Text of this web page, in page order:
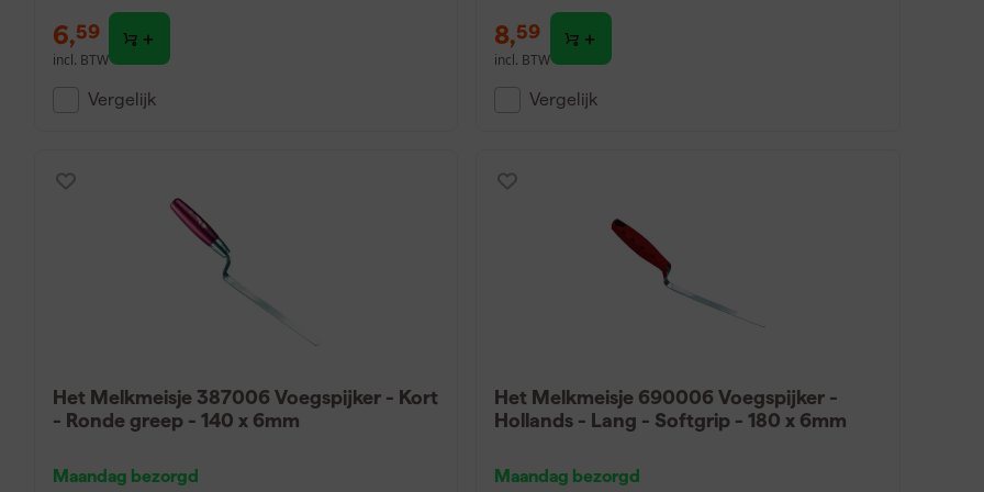
6,59
incl. BTW
Vergelijk
8,59
incl. BTW
Vergelijk
Het Melkmeisje 387006 Voegspijker - Kort
- Ronde greep - 140 x 6mm
Maandag bezorgd
Het Melkmeisje 690006 Voegspijker -
Hollands - Lang - Softgrip - 180 x 6mm
Maandag bezorgd